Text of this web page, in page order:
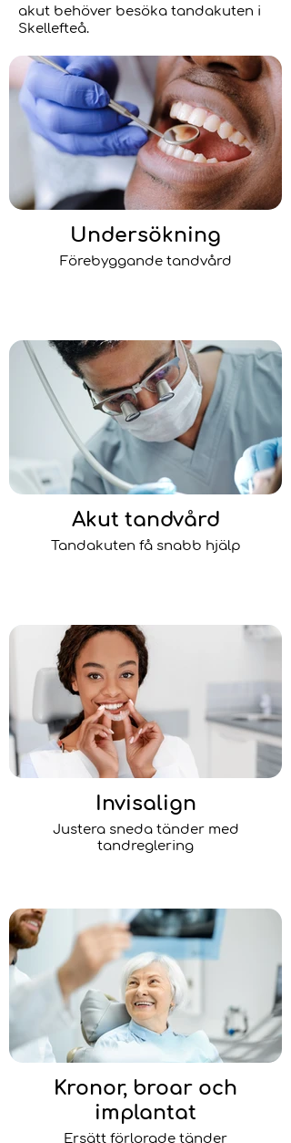
akut behöver besöka tandakuten i
Skellefteå.
Undersökning
Förebyggande tandvård
Akut tandvård
Tandakuten få snabb hjälp
Invisalign
Justera sneda tänder med
tandreglering
Kronor, broar och
implantat
Ersätt förlorade tänder